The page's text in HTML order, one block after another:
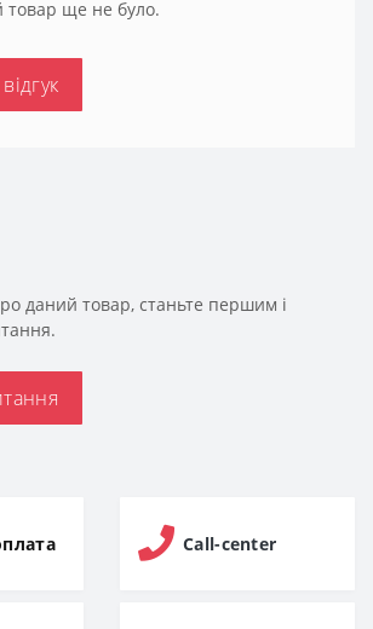
товар ще не було.
даний товар, станьте першим і
Call-center